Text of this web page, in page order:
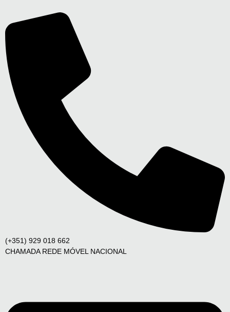
(+351) 929 018 662
CHAMADA REDE MÓVEL NACIONAL